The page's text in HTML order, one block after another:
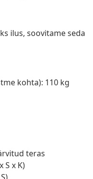
ilus, soovitame seda
kohta): 110 kg
teras
S x K)